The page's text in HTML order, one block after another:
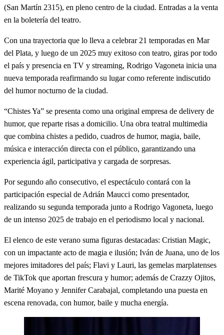
(San Martín 2315), en pleno centro de la ciudad. Entradas a la venta
en la boletería del teatro.
Con una trayectoria que lo lleva a celebrar 21 temporadas en Mar
del Plata, y luego de un 2025 muy exitoso con teatro, giras por todo
el país y presencia en TV y streaming, Rodrigo Vagoneta inicia una
nueva temporada reafirmando su lugar como referente indiscutido
del humor nocturno de la ciudad.
“Chistes Ya” se presenta como una original empresa de delivery de
humor, que reparte risas a domicilio. Una obra teatral multimedia
que combina chistes a pedido, cuadros de humor, magia, baile,
música e interacción directa con el público, garantizando una
experiencia ágil, participativa y cargada de sorpresas.
Por segundo año consecutivo, el espectáculo contará con la
participación especial de Adrián Maucci como presentador,
realizando su segunda temporada junto a Rodrigo Vagoneta, luego
de un intenso 2025 de trabajo en el periodismo local y nacional.
El elenco de este verano suma figuras destacadas: Cristian Magic,
con un impactante acto de magia e ilusión; Iván de Juana, uno de los
mejores imitadores del país; Flavi y Lauri, las gemelas marplatenses
de TikTok que aportan frescura y humor; además de Crazzy Ojitos,
Marité Moyano y Jennifer Carabajal, completando una puesta en
escena renovada, con humor, baile y mucha energía.